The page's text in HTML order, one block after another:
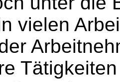
vielen